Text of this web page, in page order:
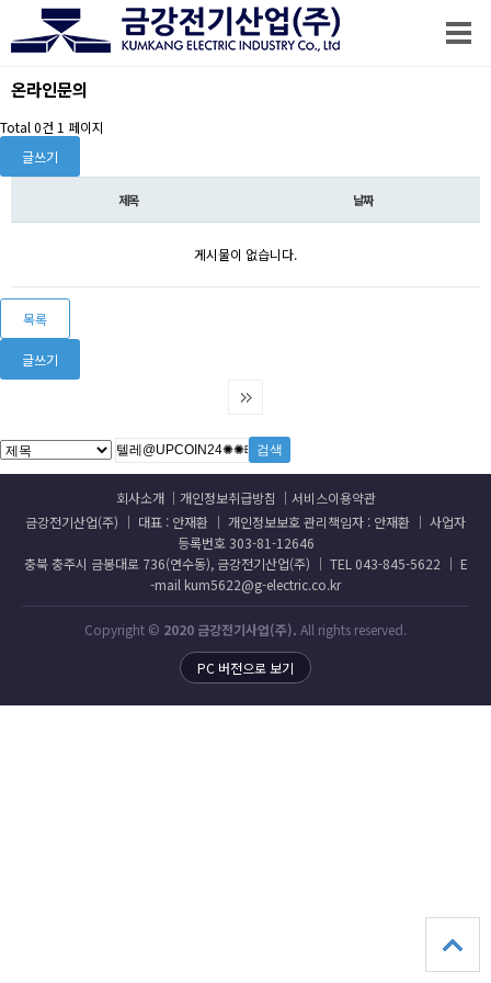
온라인문의
Total 0건 1 페이지
글쓰기
제목 날짜
게시물이 없습니다.
목록
글쓰기
회사소개 개인정보취급방침
서비스이용약관
금강전기산업(주) │ 대표 : 안재환 │ 개인정보보호 관리책임자 : 안재환 │ 사업자
등록번호 303-81-12646
충북 충주시 금봉대로 736(연수동), 금강전기산업(주) │ TEL 043-845-5622 │ E
-mail kum5622@g-electric.co.kr
Copyright © 2020 금강전기사업(주). All rights reserved.
PC 버전으로 보기